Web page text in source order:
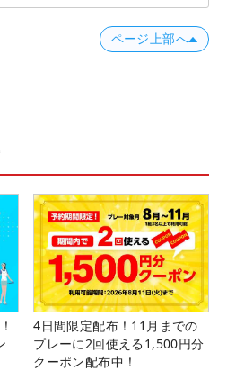
ページ上部へ
4日間限定配布！11月までの
プレーに2回使える1,500円分
クーポン配布中！